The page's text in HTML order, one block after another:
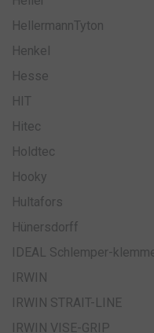
HellermannTyton
Henkel
Hesse
HIT
Hitec
Holdtec
Hooky
Hultafors
Hünersdorff
IDEAL Schlemper-
IRWIN
IRWIN STRAIT-LINE
IRWIN VISE-GRIP